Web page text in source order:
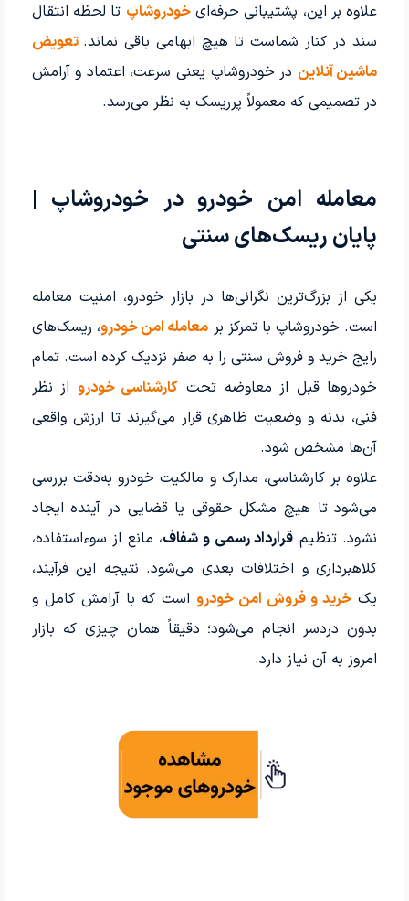
علاوه بر این، پشتیبانی حرفه‌ایخودروشاپ تا لحظه انتقال
سند در کنار شماست تا هیچ ابهامی باقی نماند. تعویض
ماشین آنلاین در خودروشاپ یعنی سرعت، اعتماد و آرامش
در تصمیمی که معمولاً پرریسک به نظر می‌رسد.
معامله امن خودرو در خودروشاپ |
پایان ریسک‌های سنتی
یکی از بزرگ‌ترین نگرانی‌ها در بازار خودرو، امنیت معامله
است. خودروشاپ با تمرکز بر معامله امن خودرو، ریسک‌های
رایج خرید و فروش سنتی را به صفر نزدیک کرده است. تمام
خودروها قبل از معاوضه تحت کارشناسی خودرو از نظر
فنی، بدنه و وضعیت ظاهری قرار می‌گیرند تا ارزش واقعی
آن‌ها مشخص شود.
علاوه بر کارشناسی، مدارک و مالکیت خودرو به‌دقت بررسی
می‌شود تا هیچ مشکل حقوقی یا قضایی در آینده ایجاد
نشود. تنظیم قرارداد رسمی و شفاف، مانع از سوءاستفاده،
کلاهبرداری و اختلافات بعدی می‌شود. نتیجه این فرآیند،
یک خرید و فروش امن خودرواست که با آرامش کامل و
بدون دردسر انجام می‌شود؛ دقیقاً همان چیزی که بازار
امروز به آن نیاز دارد.